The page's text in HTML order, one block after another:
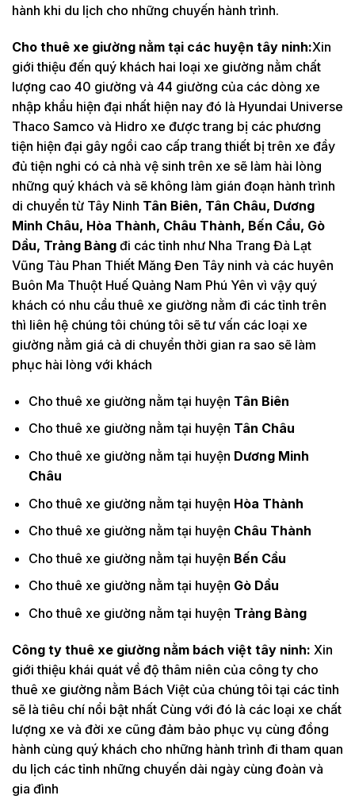
hành khi du lịch cho những chuyến hành trình.
Cho thuê xe giường nằm tại các huyện tây ninh:Xin
giới thiệu đến quý khách hai loại xe giường nằm chất
lượng cao 40 giường và 44 giường của các dòng xe
nhập khẩu hiện đại nhất hiện nay đó là Hyundai Universe
Thaco Samco và Hidro xe được trang bị các phương
tiện hiện đại gây ngồi cao cấp trang thiết bị trên xe đầy
đủ tiện nghi có cả nhà vệ sinh trên xe sẽ làm hài lòng
những quý khách và sẽ không làm gián đoạn hành trình
di chuyển từ Tây Ninh Tân Biên, Tân Châu, Dương
Minh Châu, Hòa Thành, Châu Thành, Bến Cầu, Gò
Dầu, Trảng Bàng đi các tỉnh như Nha Trang Đà Lạt
Vũng Tàu Phan Thiết Măng Đen Tây ninh và các huyên
Buôn Ma Thuột Huế Quảng Nam Phú Yên vì vậy quý
khách có nhu cầu thuê xe giường nằm đi các tỉnh trên
thì liên hệ chúng tôi chúng tôi sẽ tư vấn các loại xe
giường nằm giá cả di chuyển thời gian ra sao sẽ làm
phục hài lòng với khách
Cho thuê xe giường nằm tại huyện Tân Biên
Cho thuê xe giường nằm tại huyện Tân Châu
Cho thuê xe giường nằm tại huyện Dương Minh
Châu
Cho thuê xe giường nằm tại huyện Hòa Thành
Cho thuê xe giường nằm tại huyện Châu Thành
Cho thuê xe giường nằm tại huyện Bến Cầu
Cho thuê xe giường nằm tại huyện Gò Dầu
Cho thuê xe giường nằm tại huyện Trảng Bàng
Công ty thuê xe giường nằm bách việt tây ninh: Xin
giới thiệu khái quát về độ thâm niên của công ty cho
thuê xe giường nằm Bách Việt của chúng tôi tại các tỉnh
sẽ là tiêu chí nổi bật nhất Cùng với đó là các loại xe chất
lượng xe và đời xe cũng đảm bảo phục vụ cùng đồng
hành cùng quý khách cho những hành trình đi tham quan
du lịch các tỉnh những chuyến dài ngày cùng đoàn và
gia đình